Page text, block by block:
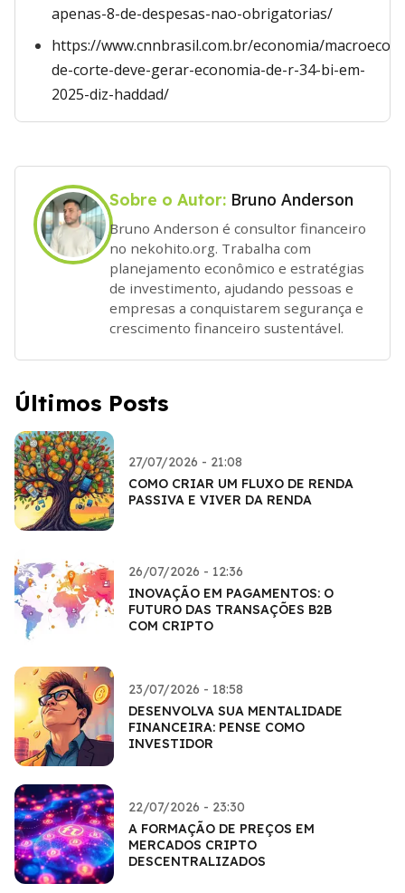
apenas-8-de-despesas-nao-obrigatorias/
https://www.cnnbrasil.com.br/economia/
de-corte-deve-gerar-economia-de-r-34-bi-em-
2025-diz-haddad/
Sobre o Autor: Bruno Anderson
Bruno Anderson é consultor financeiro
no nekohito.org. Trabalha com
planejamento econômico e estratégias
de investimento, ajudando pessoas e
empresas a conquistarem segurança e
crescimento financeiro sustentável.
Últimos Posts
27/07/2026 - 21:08
COMO CRIAR UM FLUXO DE RENDA
PASSIVA E VIVER DA RENDA
26/07/2026 - 12:36
INOVAÇÃO EM PAGAMENTOS: O
FUTURO DAS TRANSAÇÕES B2B
COM CRIPTO
23/07/2026 - 18:58
DESENVOLVA SUA MENTALIDADE
FINANCEIRA: PENSE COMO
INVESTIDOR
22/07/2026 - 23:30
A FORMAÇÃO DE PREÇOS EM
MERCADOS CRIPTO
DESCENTRALIZADOS